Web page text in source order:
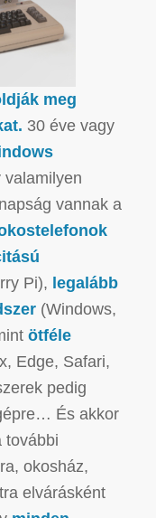
meg
30 éve vagy
valamilyen
vannak a
Pi), legalább
(Windows,
ötféle
Edge, Safari,
pedig
És akkor
további
okosház,
elvárásként